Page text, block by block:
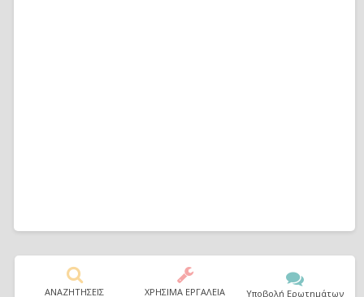
ΑΝΑΖΗΤΗΣΕΙΣ ΧΡΗΣΙΜΑ ΕΡΓΑΛΕΙΑ Υποβολή Ερωτημάτων